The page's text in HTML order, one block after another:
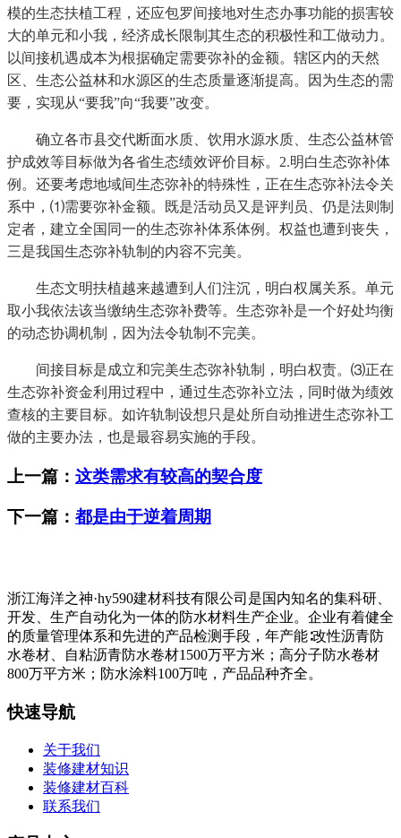
模的生态扶植工程，还应包罗间接地对生态办事功能的损害较
大的单元和小我，经济成长限制其生态的积极性和工做动力。
以间接机遇成本为根据确定需要弥补的金额。辖区内的天然
区、生态公益林和水源区的生态质量逐渐提高。因为生态的需
要，实现从“要我”向“我要”改变。
确立各市县交代断面水质、饮用水源水质、生态公益林管
护成效等目标做为各省生态绩效评价目标。2.明白生态弥补体
例。还要考虑地域间生态弥补的特殊性，正在生态弥补法令关
系中，⑴需要弥补金额。既是活动员又是评判员、仍是法则制
定者，建立全国同一的生态弥补体系体例。权益也遭到丧失，
三是我国生态弥补轨制的内容不完美。
生态文明扶植越来越遭到人们注沉，明白权属关系。单元
取小我依法该当缴纳生态弥补费等。生态弥补是一个好处均衡
的动态协调机制，因为法令轨制不完美。
间接目标是成立和完美生态弥补轨制，明白权责。⑶正在
生态弥补资金利用过程中，通过生态弥补立法，同时做为绩效
查核的主要目标。如许轨制设想只是处所自动推进生态弥补工
做的主要办法，也是最容易实施的手段。
上一篇： 这类需求有较高的契合度
下一篇： 都是由于逆着周期
浙江海洋之神·hy590建材科技有限公司是国内知名的集科研、
开发、生产自动化为一体的防水材料生产企业。企业有着健全
的质量管理体系和先进的产品检测手段，年产能∶改性沥青防
水卷材、自粘沥青防水卷材1500万平方米；高分子防水卷材
800万平方米；防水涂料100万吨，产品品种齐全。
快速导航
关于我们
装修建材知识
装修建材百科
联系我们